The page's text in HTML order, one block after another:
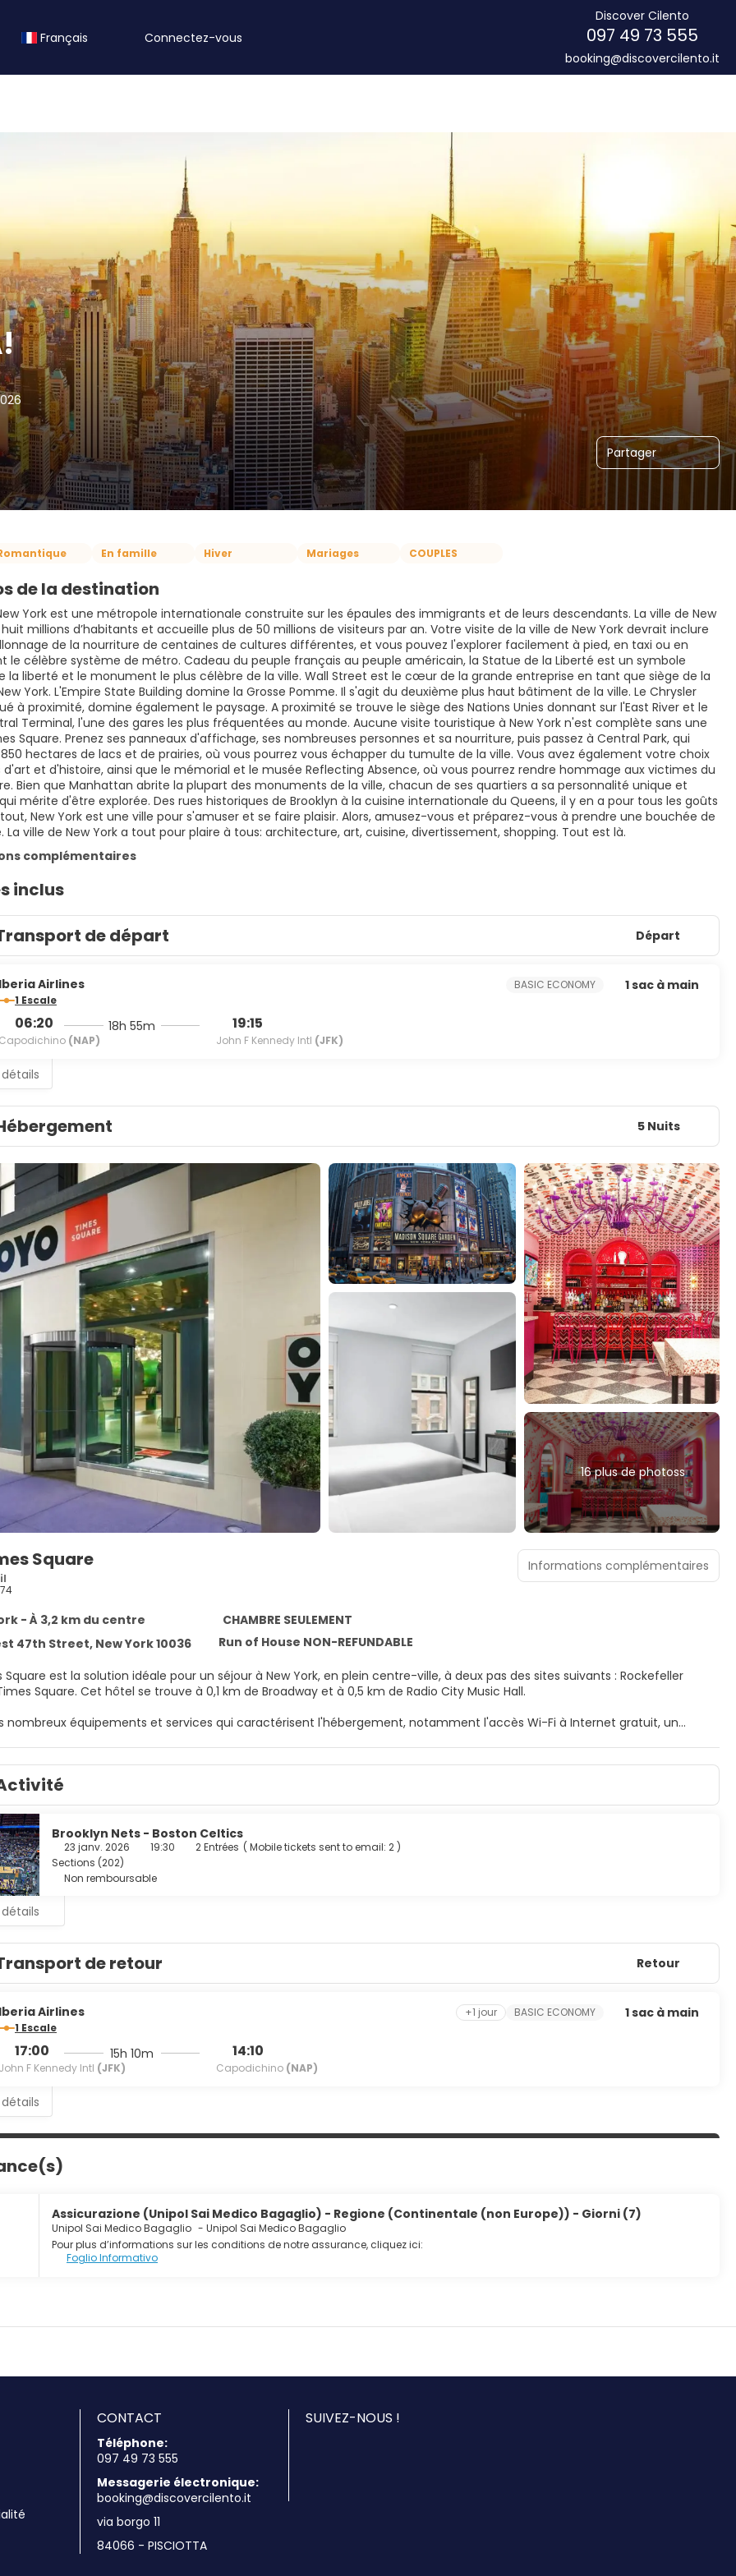
Français Connectez-vous
Discover Cilento
097 49 73 555
booking@discovercilento.it
Partager
En famille Hiver Mariages COUPLES
de la destination
York est une métropole internationale construite sur les épaules des immigrants et de leurs descendants. La ville de New
millions d’habitants et accueille plus de 50 millions de visiteurs par an. Votre visite de la ville de New York devrait inclure
de la nourriture de centaines de cultures différentes, et vous pouvez l'explorer facilement à pied, en taxi ou en
le célèbre système de métro. Cadeau du peuple français au peuple américain, la Statue de la Liberté est un symbole
la liberté et le monument le plus célèbre de la ville. Wall Street est le cœur de la grande entreprise en tant que siège de la
York. L'Empire State Building domine la Grosse Pomme. Il s'agit du deuxième plus haut bâtiment de la ville. Le Chrysler
à proximité, domine également le paysage. A proximité se trouve le siège des Nations Unies donnant sur l'East River et le
Terminal, l'une des gares les plus fréquentées au monde. Aucune visite touristique à New York n'est complète sans une
Square. Prenez ses panneaux d'affichage, ses nombreuses personnes et sa nourriture, puis passez à Central Park, qui
hectares de lacs et de prairies, où vous pourrez vous échapper du tumulte de la ville. Vous avez également votre choix
d'art et d'histoire, ainsi que le mémorial et le musée Reflecting Absence, où vous pourrez rendre hommage aux victimes du
Bien que Manhattan abrite la plupart des monuments de la ville, chacun de ses quartiers a sa personnalité unique et
mérite d'être explorée. Des rues historiques de Brooklyn à la cuisine internationale du Queens, il y en a pour tous les goûts
New York est une ville pour s'amuser et se faire plaisir. Alors, amusez-vous et préparez-vous à prendre une bouchée de
La ville de New York a tout pour plaire à tous: architecture, art, cuisine, divertissement, shopping. Tout est là.
complémentaires
inclus
de départ Départ
Iberia Airlines
1 Escale
06:20
Capodichino (NAP)
18h 55m 19:15
John F Kennedy Intl (JFK)
BASIC ECONOMY 1 sac à main
5 Nuits
16 plus de photoss
Square
- À 3,2 km du centre
CHAMBRE SEULEMENT
47th Street, New York 10036
Run of House NON-REFUNDABLE
Square est la solution idéale pour un séjour à New York, en plein centre-ville, à deux pas des sites suivants : Rockefeller
Center et Times Square. Cet hôtel se trouve à 0,1 km de Broadway et à 0,5 km de Radio City Music Hall.
nombreux équipements et services qui caractérisent l'hébergement, notamment l'accès Wi-Fi à Internet gratuit, un
climatisées de l'hébergement vous invitent à la détente et comprennent une télévision LCD. L'accès Wi-Fi à Internet
permet de rester en contact avec le reste du monde et votre divertissement est assuré par des chaînes par câble. Une
avec une douche est à votre disposition. Vous y trouvez également des articles de toilette gratuits et un sèche-
équipements et services offerts par l'hébergement comprennent un coffre-fort et un bureau, mais aussi un téléphone
locaux gratuits.
Square abrite un délicieux restaurant, Serendipity 3 Times Squar.
et services proposés incluent un service de départ express, un service de nettoyage à sec / blanchisserie et une
24 h/24.
Informations complémentaires
Brooklyn Nets - Boston Celtics
23 janv. 2026 19:30 2 Entrées ( Mobile tickets sent to email: 2 )
Sections (202)
Non remboursable
de retour Retour
Iberia Airlines
1 Escale
17:00
John F Kennedy Intl (JFK)
15h 10m 14:10
Capodichino (NAP)
+1 jour BASIC ECONOMY 1 sac à main
Assicurazione (Unipol Sai Medico Bagaglio) - Regione (Continentale (non Europe)) - Giorni (7)
Unipol Sai Medico Bagaglio - Unipol Sai Medico Bagaglio
Pour plus d’informations sur les conditions de notre assurance, cliquez ici:
Foglio Informativo
CONTACT
Téléphone:
097 49 73 555
Messagerie électronique:
booking@discovercilento.it
via borgo 11
84066 - PISCIOTTA
SUIVEZ-NOUS !